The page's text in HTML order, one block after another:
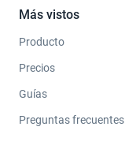
Más vistos
Producto
Precios
Guías
Preguntas frecuentes